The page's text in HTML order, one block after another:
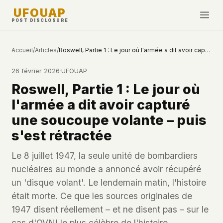
UFOUAP
POST DISCLOSURE
Topics & Tags
NEWS
Cette Semaine
Nouveautés
Observations
PEOPLE
WHAT WE DON'T USE
Google Analytics
✕Facebook Pixel
Third-party scripts
Accueil/Articles/ Roswell, Partie 1 : Le jour où l'armée a dit avoir capturé une soucoupe volante – puis s'est rétractée
26 février 2026·UFOUAP
Roswell, Partie 1 : Le jour où
l'armée a dit avoir capturé
une soucoupe volante – puis
s'est rétractée
Le 8 juillet 1947, la seule unité de bombardiers
nucléaires au monde a annoncé avoir récupéré
un 'disque volant'. Le lendemain matin, l'histoire
était morte. Ce que les sources originales de
1947 disent réellement – et ne disent pas – sur le